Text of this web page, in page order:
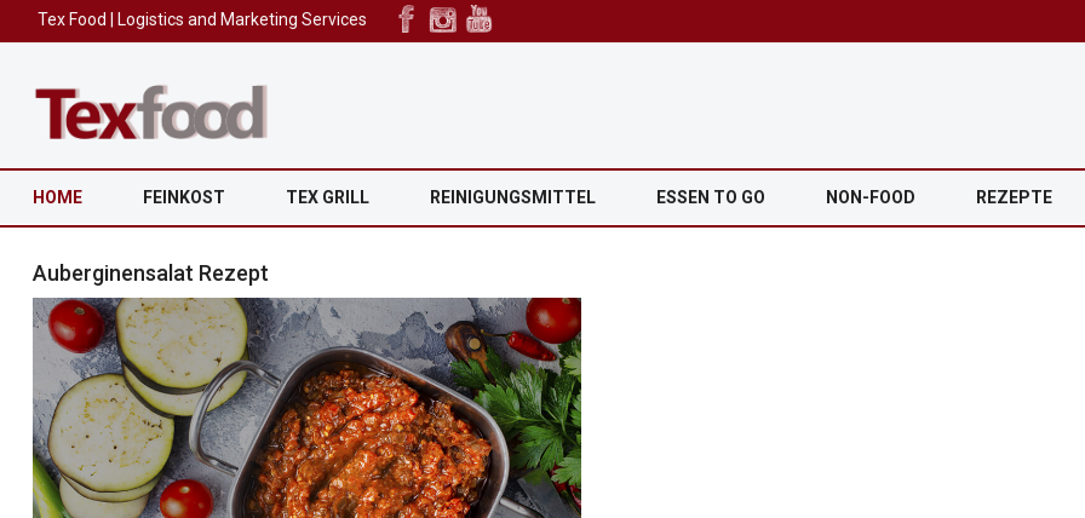
Tex Food | Logistics and Marketing Services
HOME FEINKOST TEX GRILL REINIGUNGSMITTEL ESSEN TO GO NON-FOOD REZEPTE
Auberginensalat Rezept